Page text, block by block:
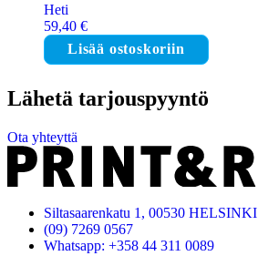
Heti
59,40 €
Lisää ostoskoriin
Lähetä tarjouspyyntö
Ota yhteyttä
Siltasaarenkatu 1, 00530 HELSINKI
(09) 7269 0567
Whatsapp: +358 44 311 0089